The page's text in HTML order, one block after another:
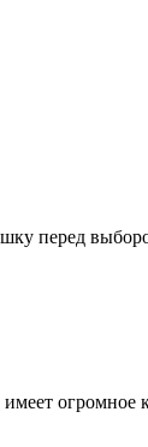
перед
огромное